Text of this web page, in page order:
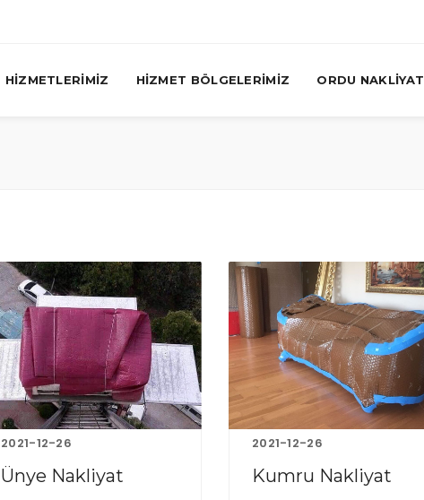
HİZMETLERİMİZ HİZMET BÖLGELERİMİZ ORDU NAKLİYAT
2021-12-26
Ünye Nakliyat
2021-12-26
Kumru Nakliyat